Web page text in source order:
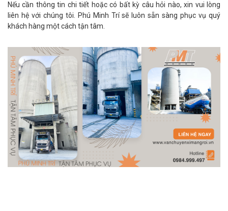
Nếu cần thông tin chi tiết hoặc có bất kỳ câu hỏi nào, xin vui lòng
liên hệ với chúng tôi. Phú Minh Trí sẽ luôn sẵn sàng phục vụ quý
khách hàng một cách tận tâm.